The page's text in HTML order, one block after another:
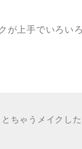
が上手でいろい
とちゃうメイクした